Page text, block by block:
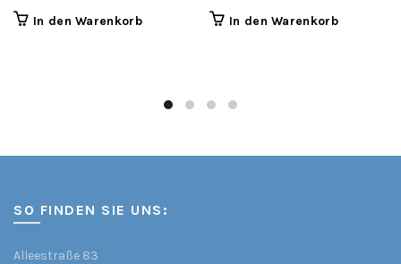
In den Warenkorb In den Warenkorb
SO FINDEN SIE UNS:
Alleestraße 83